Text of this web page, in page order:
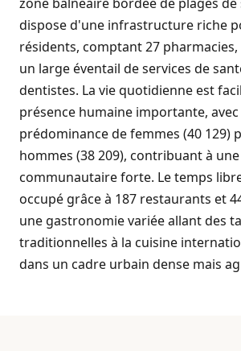
dispose d'une infrastructure riche
résidents, comptant 27
un large éventail de services de
dentistes. La vie quotidienne est
présence humaine importante,
prédominance de femmes (40 129)
hommes (38 209), contribuant à
communautaire forte. Le temps
occupé grâce à 187 restaurants et
une gastronomie variée allant des
traditionnelles à la cuisine
dans un cadre urbain dense mais